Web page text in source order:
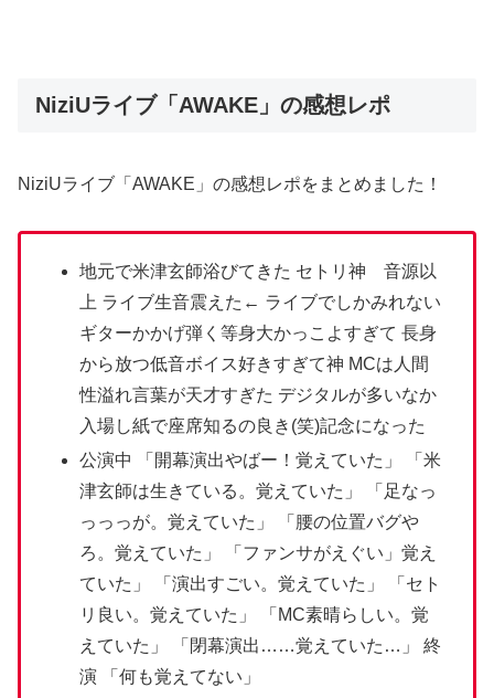
NiziUライブ「AWAKE」の感想レポ
NiziUライブ「AWAKE」の感想レポをまとめました！
地元で米津玄師浴びてきた セトリ神 音源以
上 ライブ生音震えた← ライブでしかみれない
ギターかかげ弾く等身大かっこよすぎて 長身
から放つ低音ボイス好きすぎて神 MCは人間
性溢れ言葉が天才すぎた デジタルが多いなか
入場し紙で座席知るの良き(笑)記念になった
公演中 「開幕演出やばー！覚えていた」 「米
津玄師は生きている。覚えていた」 「足なっ
っっっが。覚えていた」 「腰の位置バグや
ろ。覚えていた」 「ファンサがえぐい」覚え
ていた」 「演出すごい。覚えていた」 「セト
リ良い。覚えていた」 「MC素晴らしい。覚
えていた」 「閉幕演出……覚えていた…」 終
演 「何も覚えてない」